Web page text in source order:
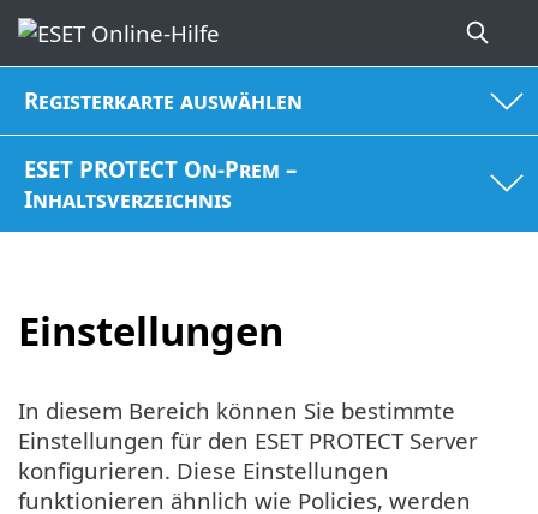
Registerkarte auswählen
ESET PROTECT On-Prem –
Inhaltsverzeichnis
Einstellungen
In diesem Bereich können Sie bestimmte
Einstellungen für den ESET PROTECT Server
konfigurieren. Diese Einstellungen
funktionieren ähnlich wie Policies, werden